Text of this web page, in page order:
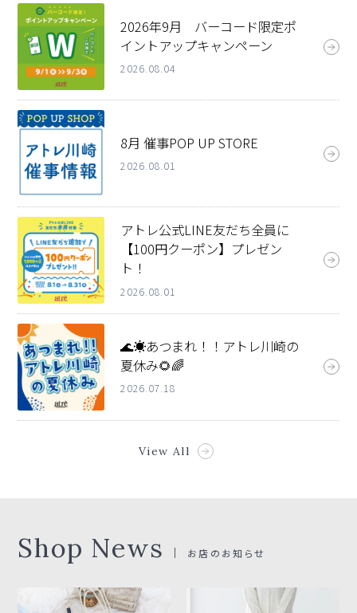
2026年9月 バーコード限定ポ
イントアップキャンペーン
2026.08.04
8月 催事POP UP STORE
2026.08.01
アトレ公式LINE友だち全員に
【100円クーポン】プレゼン
ト！
2026.08.01
🌊☀️あつまれ！！アトレ川崎の
夏休み🌻🌈
2026.07.18
View All
Shop News お店のお知らせ